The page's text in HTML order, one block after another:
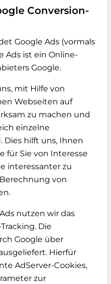
Conversion-
Google Ads (vormals
Ads ist ein Online-
Google.
mit Hilfe von
Webseiten auf
zu machen und
einzelne
Dies hilft uns, Ihnen
für Sie von Interesse
interessanter zu
von
nutzen wir das
Die
Google über
Hierfür
AdServer-Cookies,
zur